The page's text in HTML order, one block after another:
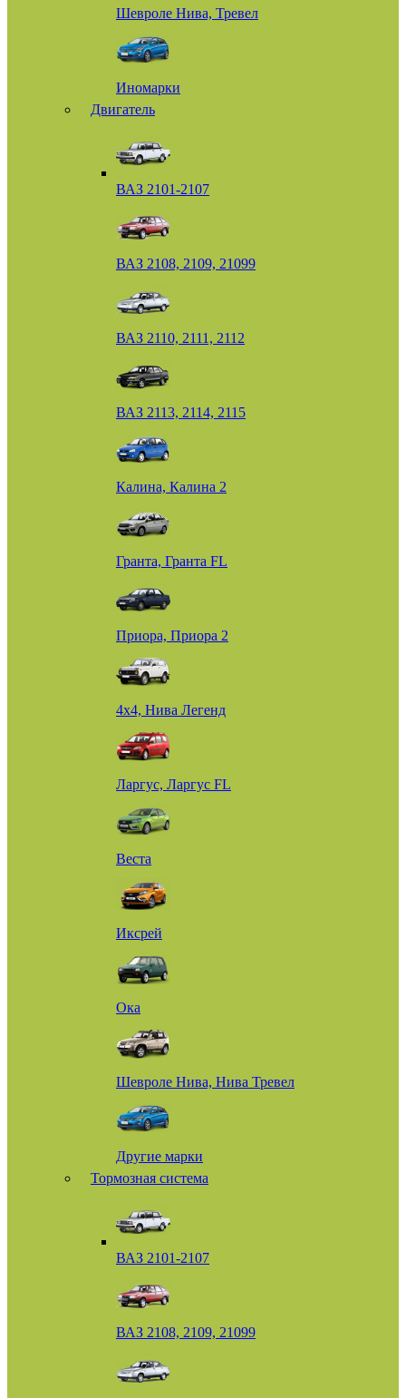
Шевроле Нива, Тревел
Иномарки
Двигатель
ВАЗ 2101-2107
ВАЗ 2108, 2109, 21099
ВАЗ 2110, 2111, 2112
ВАЗ 2113, 2114, 2115
Калина, Калина 2
Гранта, Гранта FL
Приора, Приора 2
4х4, Нива Легенд
Ларгус, Ларгус FL
Веста
Иксрей
Ока
Шевроле Нива, Нива Тревел
Другие марки
Тормозная система
ВАЗ 2101-2107
ВАЗ 2108, 2109, 21099